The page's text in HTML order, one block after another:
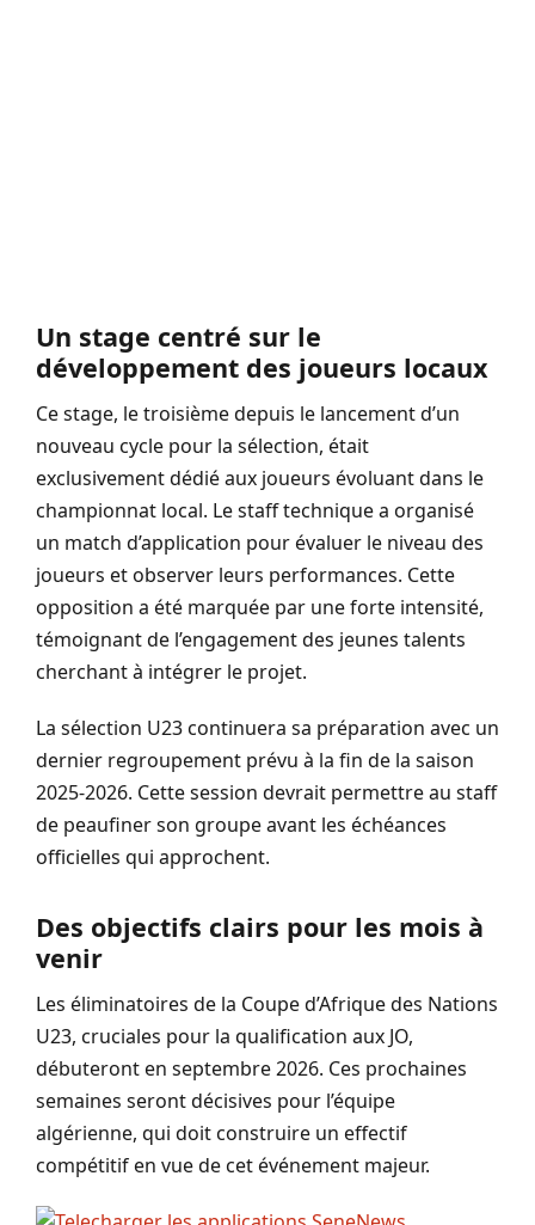
Un stage centré sur le
développement des joueurs locaux
Ce stage, le troisième depuis le lancement d’un
nouveau cycle pour la sélection, était
exclusivement dédié aux joueurs évoluant dans le
championnat local. Le staff technique a organisé
un match d’application pour évaluer le niveau des
joueurs et observer leurs performances. Cette
opposition a été marquée par une forte intensité,
témoignant de l’engagement des jeunes talents
cherchant à intégrer le projet.
La sélection U23 continuera sa préparation avec un
dernier regroupement prévu à la fin de la saison
2025-2026. Cette session devrait permettre au staff
de peaufiner son groupe avant les échéances
officielles qui approchent.
Des objectifs clairs pour les mois à
venir
Les éliminatoires de la Coupe d’Afrique des Nations
U23, cruciales pour la qualification aux JO,
débuteront en septembre 2026. Ces prochaines
semaines seront décisives pour l’équipe
algérienne, qui doit construire un effectif
compétitif en vue de cet événement majeur.